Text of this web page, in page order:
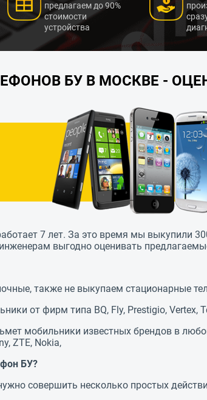
предлагаем до 90%
стоимости
устройства
БУ В МОСКВЕ -
7 лет. За это время мы выкупили
выгодно оценивать
также не выкупаем стационарные
от фирм типа BQ, Fly, Prestigio, Vertex,
мобильники известных брендов в
ZTE, Nokia,
БУ?
совершить несколько простых